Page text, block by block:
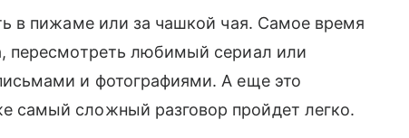
в пижаме или за чашкой чая. Самое время
пересмотреть любимый сериал или
и фотографиями. А еще это
сложный разговор пройдет легко.